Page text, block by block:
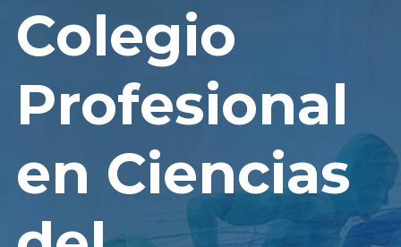
Colegio
Profesional
en Ciencias